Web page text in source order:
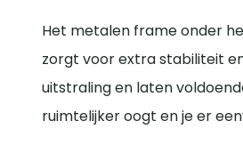
Het metalen frame onder
zorgt voor extra stabiliteit
uitstraling en laten
ruimtelijker oogt en je er